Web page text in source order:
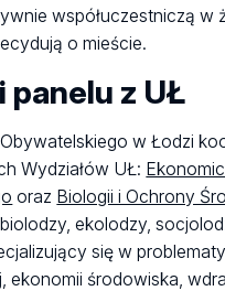
współuczestniczą w
o mieście.
panelu z UŁ
w Łodzi
Wydziałów UŁ:
oraz Biologii i Ochrony
ekolodzy,
się w
ekonomii środowiska,